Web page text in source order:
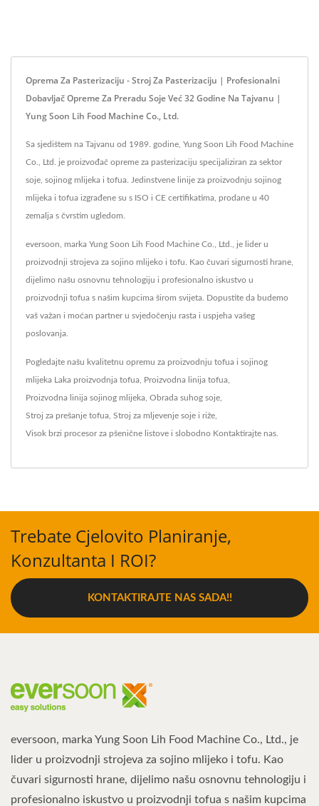
Oprema Za Pasterizaciju - Stroj Za Pasterizaciju | Profesionalni
Dobavljač Opreme Za Preradu Soje Već 32 Godine Na Tajvanu |
Yung Soon Lih Food Machine Co., Ltd.
Sa sjedištem na Tajvanu od 1989. godine, Yung Soon Lih Food Machine
Co., Ltd. je proizvođač opreme za pasterizaciju specijaliziran za sektor
soje, sojinog mlijeka i tofua. Jedinstvene linije za proizvodnju sojinog
mlijeka i tofua izgrađene su s ISO i CE certifikatima, prodane u 40
zemalja s čvrstim ugledom.
eversoon, marka Yung Soon Lih Food Machine Co., Ltd., je lider u
proizvodnji strojeva za sojino mlijeko i tofu. Kao čuvari sigurnosti hrane,
dijelimo našu osnovnu tehnologiju i profesionalno iskustvo u
proizvodnji tofua s našim kupcima širom svijeta. Dopustite da budemo
vaš važan i moćan partner u svjedočenju rasta i uspjeha vašeg
poslovanja.
Pogledajte našu kvalitetnu opremu za proizvodnju tofua i sojinog
mlijeka Laka proizvodnja tofua Proizvodna linija tofua
Proizvodna linija sojinog mlijeka Obrada suhog soje
Stroj za prešanje tofua Stroj za mljevenje soje i riže
Visok brzi procesor za pšenične listove i slobodno Kontaktirajte nas
Trebate Cjelovito Planiranje,
Konzultanta I ROI?
KONTAKTIRAJTE NAS SADA!!
eversoon, marka Yung Soon Lih Food Machine Co., Ltd., je
lider u proizvodnji strojeva za sojino mlijeko i tofu. Kao
čuvari sigurnosti hrane, dijelimo našu osnovnu tehnologiju i
profesionalno iskustvo u proizvodnji tofua s našim kupcima